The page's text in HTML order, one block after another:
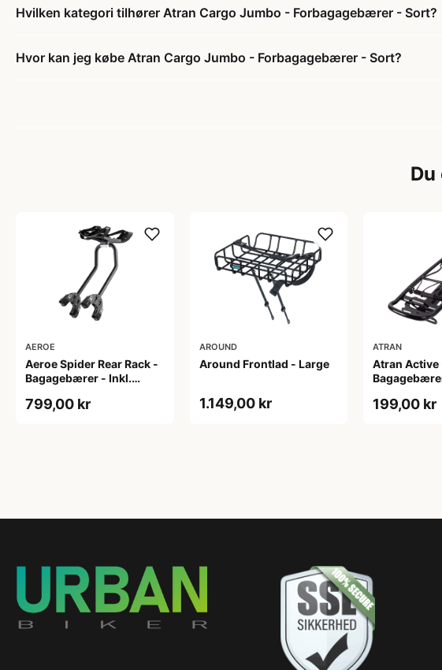
Hvilken kategori tilhører Atran Cargo Jumbo - Forbagagebærer - Sort?
Hvor kan jeg købe Atran Cargo Jumbo - Forbagagebærer - Sort?
Du
AEROE
Aeroe Spider Rear Rack -
Bagagebærer - Inkl.
799,00 kr
AROUND
Around Frontlad - Large
1.149,00 kr
ATRAN
Atran Active
199,00 kr